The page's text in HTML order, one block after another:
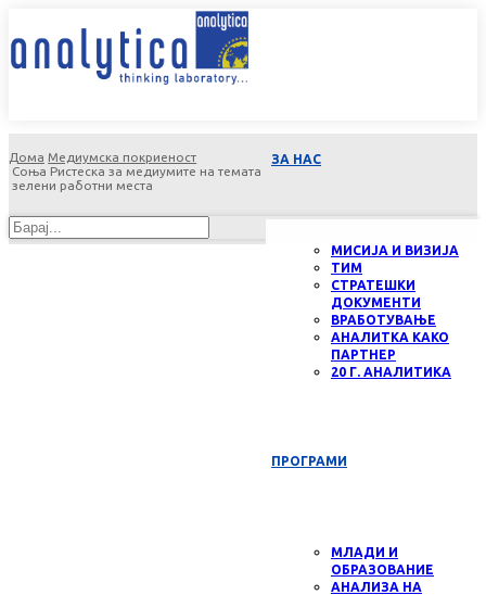
ЗА НАС
МИСИЈА И ВИЗИЈА
ТИМ
СТРАТЕШКИ
ДОКУМЕНТИ
ВРАБОТУВАЊЕ
АНАЛИТКА КАКО
ПАРТНЕР
20 Г. АНАЛИТИКА
ПРОГРАМИ
МЛАДИ И
ОБРАЗОВАНИЕ
АНАЛИЗА НА
Дома Медиумска покриеност
Соња Ристеска за медиумите на темата
зелени работни места